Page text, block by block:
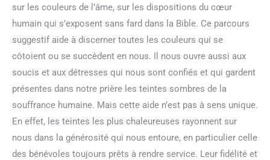
sur les couleurs de l’âme, sur les dispositions du cœur
humain qui s’exposent sans fard dans la Bible. Ce parcours
suggestif aide à discerner toutes les couleurs qui se
côtoient ou se succèdent en nous. Il nous ouvre aussi aux
soucis et aux détresses qui nous sont confiés et qui gardent
présentes dans notre prière les teintes sombres de la
souffrance humaine. Mais cette aide n’est pas à sens unique.
En effet, les teintes les plus chaleureuses rayonnent sur
nous dans la générosité qui nous entoure, en particulier celle
des bénévoles toujours prêts à rendre service. Leur fidélité et